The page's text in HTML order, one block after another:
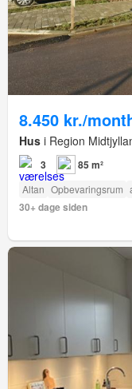
8.450 kr./
Hus i Region
3 85 m²
Altan Opbevaringsrum
30+ dage siden